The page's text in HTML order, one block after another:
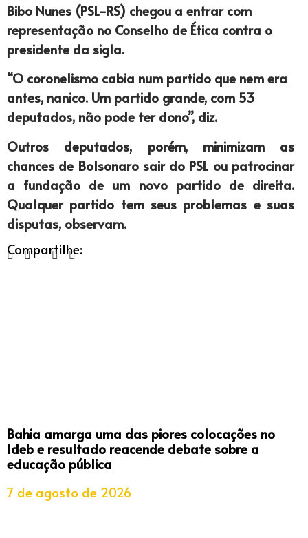
Bibo Nunes (PSL-RS) chegou a entrar com
representação no Conselho de Ética contra o
presidente da sigla.
“O coronelismo cabia num partido que nem era
antes, nanico. Um partido grande, com 53
deputados, não pode ter dono”, diz.
Outros deputados, porém, minimizam as
chances de Bolsonaro sair do PSL ou patrocinar
a fundação de um novo partido de direita.
Qualquer partido tem seus problemas e suas
disputas, observam.
Compartilhe:
Bahia amarga uma das piores colocações no
Ideb e resultado reacende debate sobre a
educação pública
7 de agosto de 2026